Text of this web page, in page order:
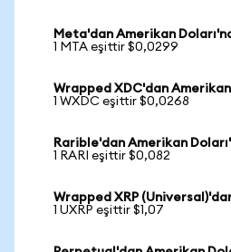
Meta'dan Amerikan
1 MTA eşittir $0,0299
Wrapped XDC'dan
1 WXDC eşittir $0,0268
Rarible'dan Amerikan
1 RARI eşittir $0,082
Wrapped XRP
1 UXRP eşittir $1,07